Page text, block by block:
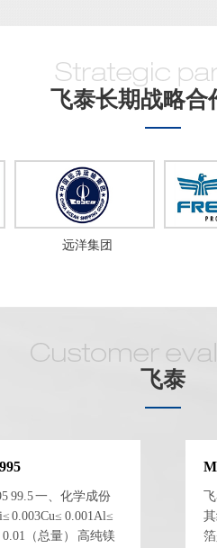
飞泰长期战略合
新飞
飞泰
99.5 一、化学成份
0.003Cu≤ 0.001Al≤
（总量） 高纯镁